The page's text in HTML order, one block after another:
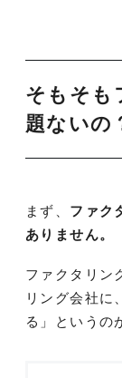
そもそも
題ないの
まず、 ファク
ありません。
ファクタリン
リング会社に
る」というの